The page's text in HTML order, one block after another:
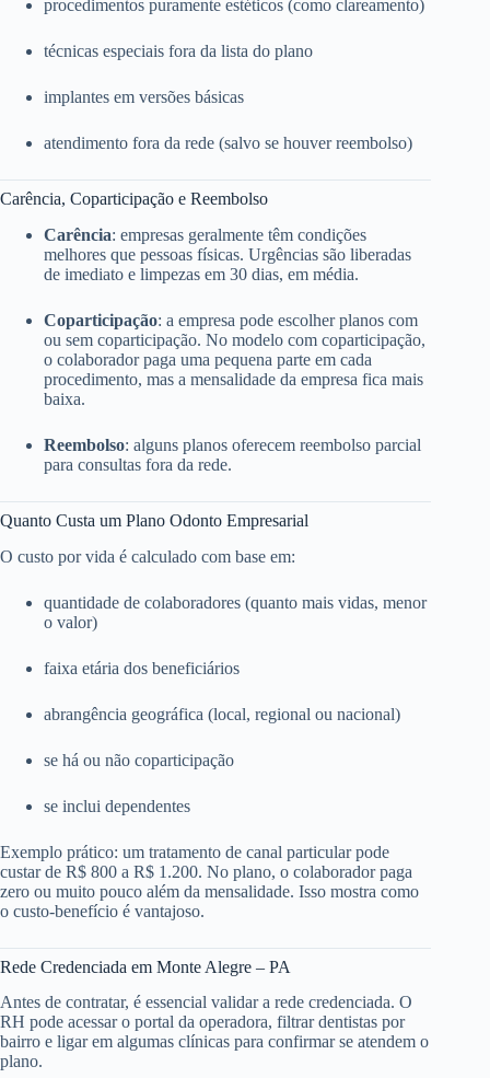
procedimentos puramente estéticos (como clareamento)
técnicas especiais fora da lista do plano
implantes em versões básicas
atendimento fora da rede (salvo se houver reembolso)
Carência, Coparticipação e Reembolso
Carência: empresas geralmente têm condições
melhores que pessoas físicas. Urgências são liberadas
de imediato e limpezas em 30 dias, em média.
Coparticipação: a empresa pode escolher planos com
ou sem coparticipação. No modelo com coparticipação,
o colaborador paga uma pequena parte em cada
procedimento, mas a mensalidade da empresa fica mais
baixa.
Reembolso: alguns planos oferecem reembolso parcial
para consultas fora da rede.
Quanto Custa um Plano Odonto Empresarial
O custo por vida é calculado com base em:
quantidade de colaboradores (quanto mais vidas, menor
o valor)
faixa etária dos beneficiários
abrangência geográfica (local, regional ou nacional)
se há ou não coparticipação
se inclui dependentes
Exemplo prático: um tratamento de canal particular pode
custar de R$ 800 a R$ 1.200. No plano, o colaborador paga
zero ou muito pouco além da mensalidade. Isso mostra como
o custo-benefício é vantajoso.
Rede Credenciada em Monte Alegre – PA
Antes de contratar, é essencial validar a rede credenciada. O
RH pode acessar o portal da operadora, filtrar dentistas por
bairro e ligar em algumas clínicas para confirmar se atendem o
plano.